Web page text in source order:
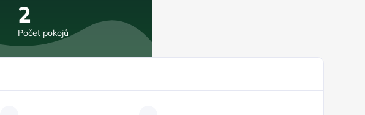
2
Počet pokojů